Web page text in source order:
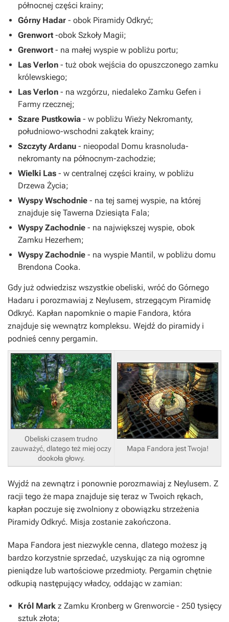
północnej części krainy;
Górny Hadar - obok Piramidy Odkryć;
Grenwort -obok Szkoły Magii;
Grenwort - na małej wyspie w pobliżu portu;
Las Verlon - tuż obok wejścia do opuszczonego zamku
królewskiego;
Las Verlon - na wzgórzu, niedaleko Zamku Gefen i
Farmy rzecznej;
Szare Pustkowia - w pobliżu Wieży Nekromanty,
południowo-wschodni zakątek krainy;
Szczyty Ardanu - nieopodal Domu krasnoluda-
nekromanty na północnym-zachodzie;
Wielki Las - w centralnej części krainy, w pobliżu
Drzewa Życia;
Wyspy Wschodnie - na tej samej wyspie, na której
znajduje się Tawerna Dziesiąta Fala;
Wyspy Zachodnie - na największej wyspie, obok
Zamku Hezerhem;
Wyspy Zachodnie - na wyspie Mantil, w pobliżu domu
Brendona Cooka.
Gdy już odwiedzisz wszystkie obeliski, wróć do Górnego
Hadaru i porozmawiaj z Neylusem, strzegącym Piramidę
Odkryć. Kapłan napomknie o mapie Fandora, która
znajduje się wewnątrz kompleksu. Wejdź do piramidy i
podnieś cenny pergamin.
Obeliski czasem trudno
zauważyć, dlatego też miej oczy
dookoła głowy.
Mapa Fandora jest Twoja!
Wyjdź na zewnątrz i ponownie porozmawiaj z Neylusem. Z
racji tego że mapa znajduje się teraz w Twoich rękach,
kapłan poczuje się zwolniony z obowiązku strzeżenia
Piramidy Odkryć. Misja zostanie zakończona.
Mapa Fandora jest niezwykle cenna, dlatego możesz ją
bardzo korzystnie sprzedać, uzyskując za nią ogromne
pieniądze lub wartościowe przedmioty. Pergamin chętnie
odkupią następujący władcy, oddając w zamian:
Król Mark z Zamku Kronberg w Grenworcie - 250 tysięcy
sztuk złota;